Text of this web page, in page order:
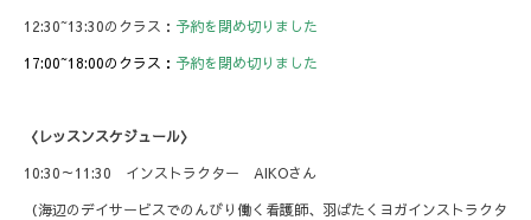
12:30~13:30のクラス： 予約を閉め切りました
17:00~18:00のクラス： 予約を閉め切りました
〈レッスンスケジュール〉
10:30～11:30 インストラクター AIKOさん
（海辺のデイサービスでのんびり働く看護師、羽ばたくヨガインストラクタ